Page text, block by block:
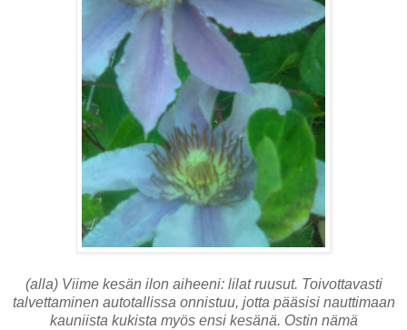
(alla) Viime kesän ilon aiheeni: lilat ruusut. Toivottavasti
talvettaminen autotallissa onnistuu, jotta pääsisi nauttimaan
kauniista kukista myös ensi kesänä. Ostin nämä